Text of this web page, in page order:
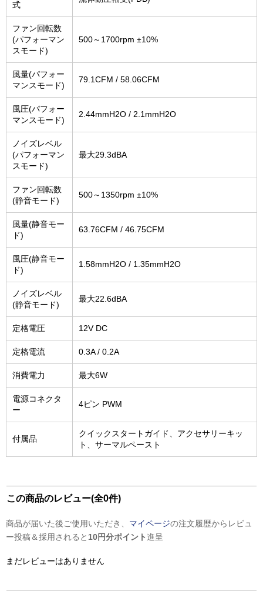
式
ファン回転数
(パフォーマン
スモード)
500～1700rpm ±10%
風量(パフォー
マンスモード)
79.1CFM / 58.06CFM
風圧(パフォー
マンスモード)
2.44mmH2O / 2.1mmH2O
ノイズレベル
(パフォーマン
スモード)
最大29.3dBA
ファン回転数
(静音モード)
500～1350rpm ±10%
風量(静音モー
ド)
63.76CFM / 46.75CFM
風圧(静音モー
ド)
1.58mmH2O / 1.35mmH2O
ノイズレベル
(静音モード)
最大22.6dBA
定格電圧 12V DC
定格電流 0.3A / 0.2A
消費電力 最大6W
電源コネクタ
ー
4ピン PWM
付属品
クイックスタートガイド、アクセサリーキッ
ト、サーマルペースト
この商品のレビュー(全0件)
商品が届いた後ご使用いただき、 マイページの注文履歴からレビュ
ー投稿＆採用されると 10円分ポイント進呈
まだレビューはありません